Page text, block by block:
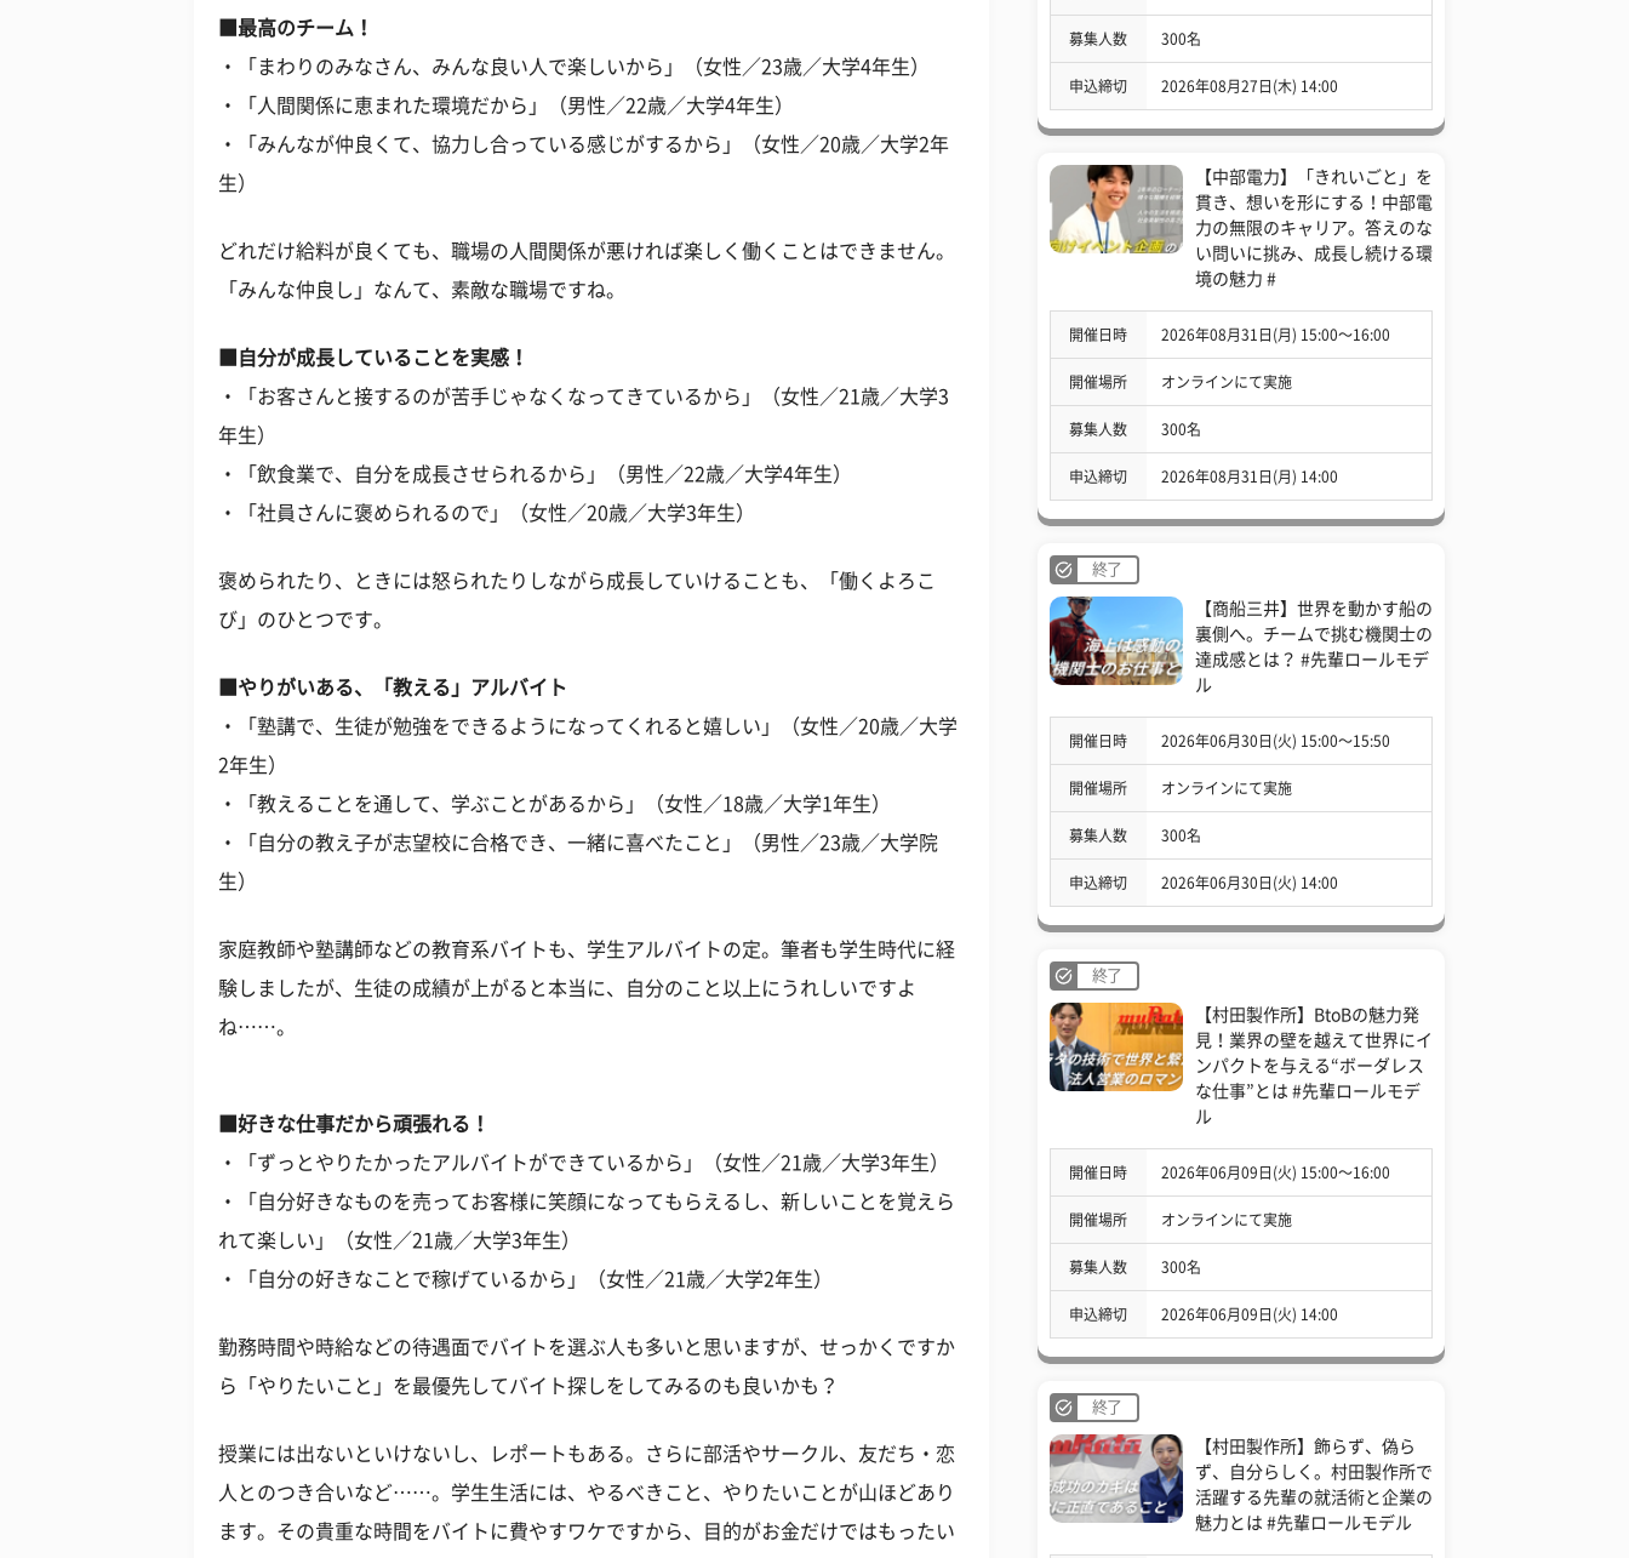
■最高のチーム！
・「まわりのみなさん、みんな良い人で楽しいから」（女性／23歳／大学4年生）
・「人間関係に恵まれた環境だから」（男性／22歳／大学4年生）
・「みんなが仲良くて、協力し合っている感じがするから」（女性／20歳／大学2年
生）
どれだけ給料が良くても、職場の人間関係が悪ければ楽しく働くことはできません。
「みんな仲良し」なんて、素敵な職場ですね。
■自分が成長していることを実感！
・「お客さんと接するのが苦手じゃなくなってきているから」（女性／21歳／大学3
年生）
・「飲食業で、自分を成長させられるから」（男性／22歳／大学4年生）
・「社員さんに褒められるので」（女性／20歳／大学3年生）
褒められたり、ときには怒られたりしながら成長していけることも、「働くよろこ
び」のひとつです。
■やりがいある、「教える」アルバイト
・「塾講で、生徒が勉強をできるようになってくれると嬉しい」（女性／20歳／大学
2年生）
・「教えることを通して、学ぶことがあるから」（女性／18歳／大学1年生）
・「自分の教え子が志望校に合格でき、一緒に喜べたこと」（男性／23歳／大学院
生）
家庭教師や塾講師などの教育系バイトも、学生アルバイトの定。筆者も学生時代に経
験しましたが、生徒の成績が上がると本当に、自分のこと以上にうれしいですよ
ね……。
■好きな仕事だから頑張れる！
・「ずっとやりたかったアルバイトができているから」（女性／21歳／大学3年生）
・「自分好きなものを売ってお客様に笑顔になってもらえるし、新しいことを覚えら
れて楽しい」（女性／21歳／大学3年生）
・「自分の好きなことで稼げているから」（女性／21歳／大学2年生）
勤務時間や時給などの待遇面でバイトを選ぶ人も多いと思いますが、せっかくですか
ら「やりたいこと」を最優先してバイト探しをしてみるのも良いかも？
授業には出ないといけないし、レポートもある。さらに部活やサークル、友だち・恋
人とのつき合いなど……。学生生活には、やるべきこと、やりたいことが山ほどあり
ます。その貴重な時間をバイトに費やすワケですから、目的がお金だけではもったい
募集人数 300名
申込締切 2026年08月27日(木) 14:00
【中部電力】「きれいごと」を
貫き、想いを形にする！中部電
力の無限のキャリア。答えのな
い問いに挑み、成長し続ける環
境の魅力 #
開催日時 2026年08月31日(月) 15:00〜16:00
開催場所 オンラインにて実施
募集人数 300名
申込締切 2026年08月31日(月) 14:00
終了
【商船三井】世界を動かす船の
裏側へ。チームで挑む機関士の
達成感とは？ #先輩ロールモデ
ル
開催日時 2026年06月30日(火) 15:00〜15:50
開催場所 オンラインにて実施
募集人数 300名
申込締切 2026年06月30日(火) 14:00
終了
【村田製作所】BtoBの魅力発
見！業界の壁を越えて世界にイ
ンパクトを与える“ボーダレス
な仕事”とは #先輩ロールモデ
ル
開催日時 2026年06月09日(火) 15:00〜16:00
開催場所 オンラインにて実施
募集人数 300名
申込締切 2026年06月09日(火) 14:00
終了
【村田製作所】飾らず、偽ら
ず、自分らしく。村田製作所で
活躍する先輩の就活術と企業の
魅力とは #先輩ロールモデル